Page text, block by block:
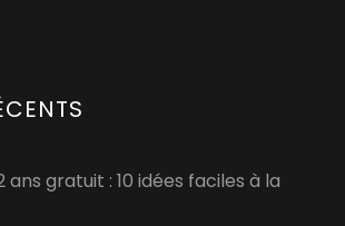
gratuit : 10 idées faciles à la